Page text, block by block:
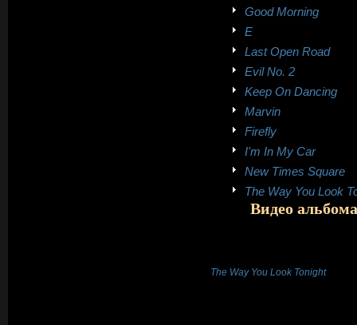
Good Morning
E
Last Open Road
Evil No. 2
Keep On Dancing
Marvin
Firefly
I'm In My Car
New Times Square
The Way You Look
Видео
The Way You Look Tonight